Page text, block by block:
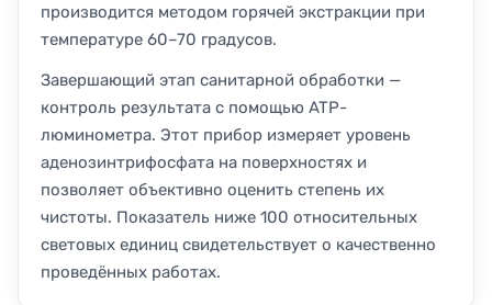
производится методом горячей экстракции при
температуре 60–70 градусов.
Завершающий этап санитарной обработки —
контроль результата с помощью ATP-
люминометра. Этот прибор измеряет уровень
аденозинтрифосфата на поверхностях и
позволяет объективно оценить степень их
чистоты. Показатель ниже 100 относительных
световых единиц свидетельствует о качественно
проведённых работах.